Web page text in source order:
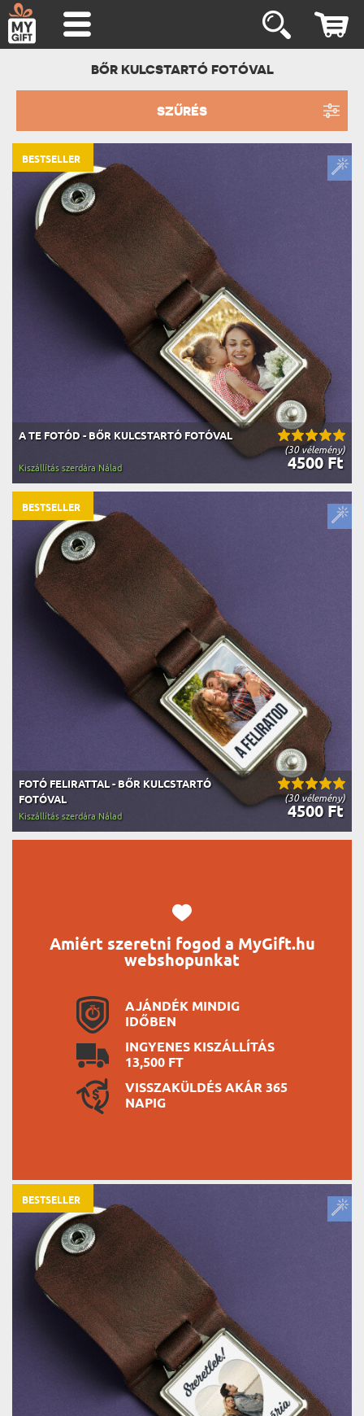
BŐR KULCSTARTÓ FOTÓVAL
SZŰRÉS
(30 vélemény)
A TE FOTÓD - BŐR KULCSTARTÓ FOTÓVAL
4500 Ft
Kiszállítás szerdára Nálad
BESTSELLER
(30 vélemény)
FOTÓ FELIRATTAL - BŐR KULCSTARTÓ
FOTÓVAL
4500 Ft
Kiszállítás szerdára Nálad
BESTSELLER
Amiért szeretni fogod a MyGift.hu
webshopunkat
AJÁNDÉK MINDIG
IDŐBEN
INGYENES KISZÁLLÍTÁS
13,500 FT
VISSZAKÜLDÉS AKÁR 365
NAPIG
BESTSELLER